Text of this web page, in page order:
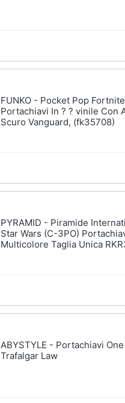
FUNKO - Pocket Pop Fortnite
Portachiavi In ? ? vinile Con
Scuro Vanguard, (fk35708)
PYRAMID - Piramide
Star Wars (C-3PO)
Multicolore Taglia Unica
ABYSTYLE - Portachiavi
Trafalgar Law